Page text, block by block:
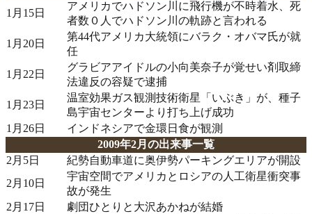
1月15日
アメリカでハドソン川に飛行機が不時着水、死
者数０人でハドソン川の軌跡と言われる
1月20日
第44代アメリカ大統領にバラク・オバマ氏が就
任
1月22日
グラビアアイドルの小向美奈子が覚せい剤取締
法違反の容疑で逮捕
1月23日
温室効果ガス観測技術衛星「いぶき」が、種子
島宇宙センターより打ち上げ成功
1月26日
インドネシアで金環日食が観測
2009年2月の出来事一覧
2月5日
紀勢自動車道に奥伊勢パーキングエリアが開設
2月10日
宇宙空間でアメリカとロシアの人工衛星衝突事
故が発生
2月17日
劇団ひとりと大沢あかねが結婚